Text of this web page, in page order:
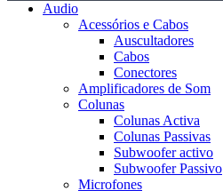
Audio
Acessórios e Cabos
Auscultadores
Cabos
Conectores
Amplificadores de Som
Colunas
Colunas Activa
Colunas Passivas
Subwoofer activo
Subwoofer Passivo
Microfones